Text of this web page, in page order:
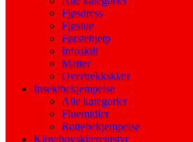
Fjøsdress
Fjøslue
Førstehjelp
Infoskilt
Matter
Overtrekksklær
Insektbekjempelse
Alle kategorier
Fluemidler
Rottebekjempelse
Klov/hovskjæreutstyr